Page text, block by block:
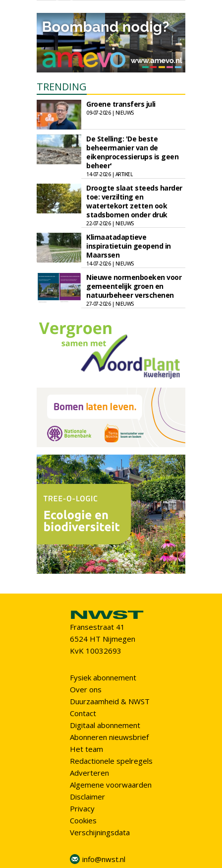
TRENDING
Groene transfers juli
09-07-2026 | NIEUWS
De Stelling: 'De beste
beheermanier van de
eikenprocessierups is geen
beheer'
14-07-2026 | ARTIKEL
Droogte slaat steeds harder
toe: verzilting en
watertekort zetten ook
stadsbomen onder druk
22-07-2026 | NIEUWS
Klimaatadaptieve
inspiratietuin geopend in
Maarssen
14-07-2026 | NIEUWS
Nieuwe normenboeken voor
gemeentelijk groen en
natuurbeheer verschenen
27-07-2026 | NIEUWS
Fransestraat 41
6524 HT Nijmegen
KvK 10032693
Fysiek abonnement
Over ons
Duurzaamheid & NWST
Contact
Digitaal abonnement
Abonneren nieuwsbrief
Het team
Redactionele spelregels
Adverteren
Algemene voorwaarden
Disclaimer
Privacy
Cookies
Verschijningsdata
info@nwst.nl